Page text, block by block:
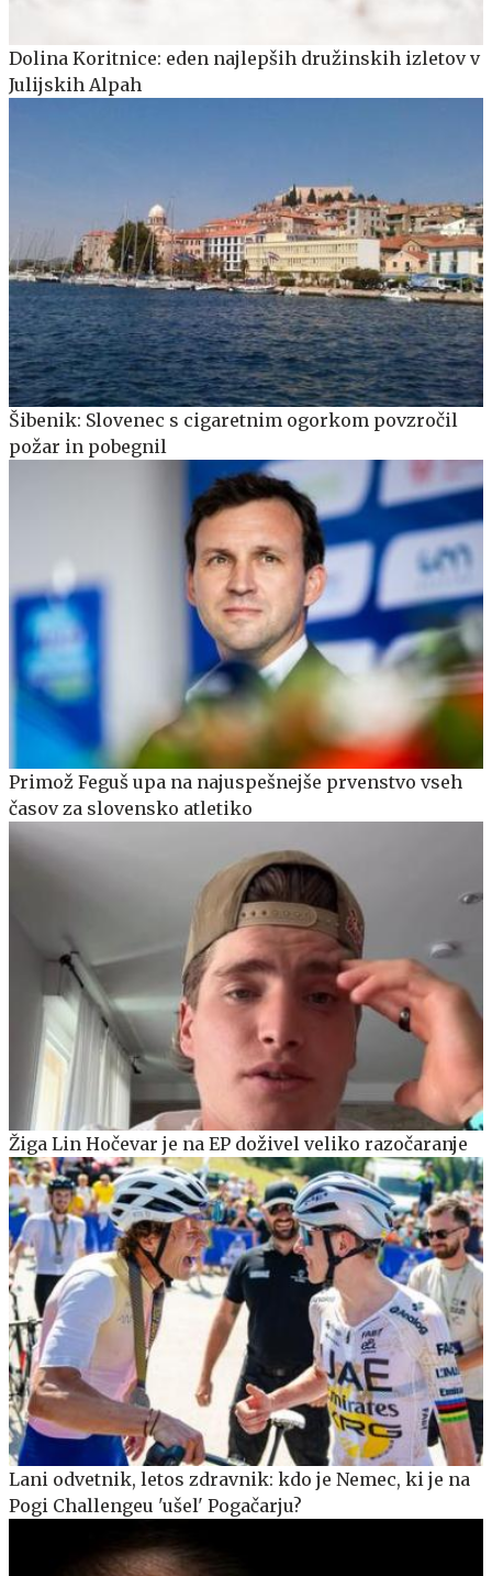
Dolina Koritnice: eden najlepših družinskih izletov v
Julijskih Alpah
Šibenik: Slovenec s cigaretnim ogorkom povzročil
požar in pobegnil
Primož Feguš upa na najuspešnejše prvenstvo vseh
časov za slovensko atletiko
Žiga Lin Hočevar je na EP doživel veliko razočaranje
Lani odvetnik, letos zdravnik: kdo je Nemec, ki je na
Pogi Challengeu 'ušel' Pogačarju?